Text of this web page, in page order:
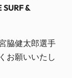
&
脇健太郎選手
お願いいたし